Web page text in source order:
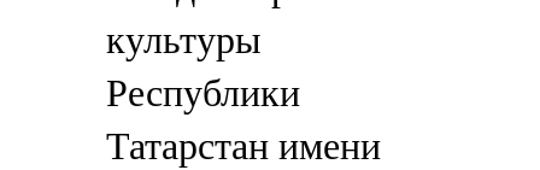
культуры
Республики
Татарстан имени